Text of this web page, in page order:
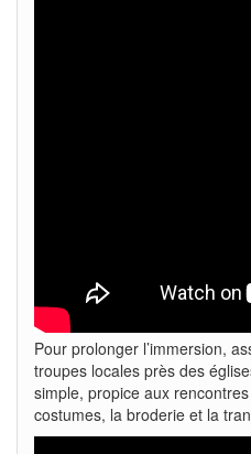
Pour prolonger l’immersion,
troupes locales près des
simple, propice aux
costumes, la broderie et la